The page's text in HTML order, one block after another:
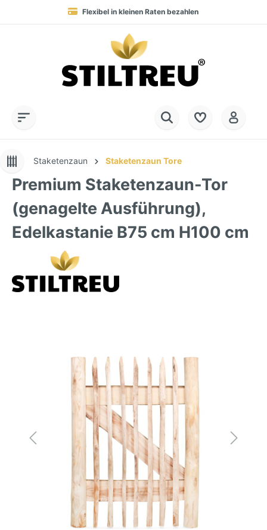
Flexibel in kleinen Raten bezahlen
Blitzversand in 1-2 Werktagen nach DE, AT & NL
+49 (0) 28 32 - 408 990 0
Dauerhaft hohe Warenverfügbarkeit
SSL-verschlüsselt online einkaufen
Staketenzaun Staketenzaun Tore
Premium Staketenzaun-Tor
(genagelte Ausführung),
Edelkastanie B75 cm H100 cm